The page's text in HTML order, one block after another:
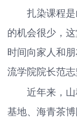
扎染课程
的机会很少，
时间向家人和朋
流学院院长范
近年来，
基地、海青茶